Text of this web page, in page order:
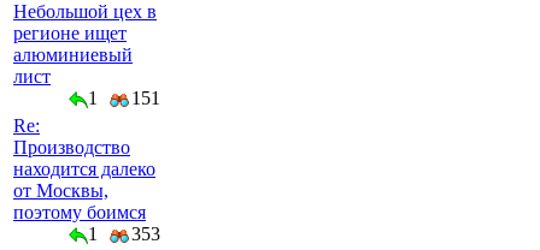
Небольшой цех в
регионе ищет
алюминиевый
лист
1
151
Re:
Производство
находится далеко
от Москвы,
поэтому боимся
1
353